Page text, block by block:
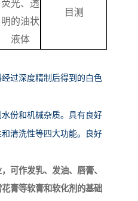
荧光、透
明的油状
液体
目测
过深度精制后得到的白色
份和机械杂质。具有良好
清洗性等四大功能。良好
可作发乳、发油、唇膏、
膏等软膏和软化剂的基础